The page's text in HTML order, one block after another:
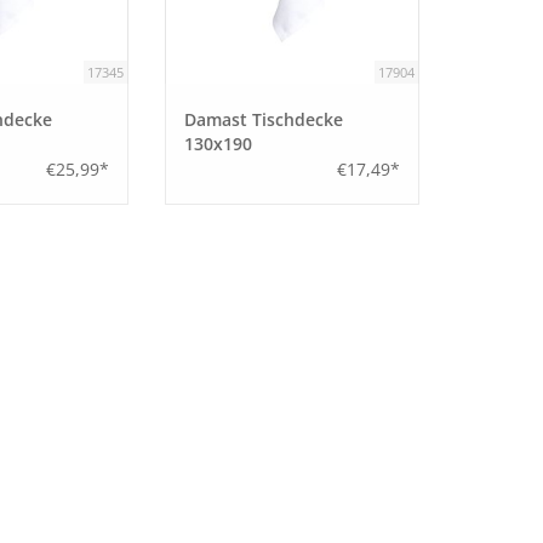
17345
€25,99*
17904
Damast Tischdecke
130x190
€17,49*